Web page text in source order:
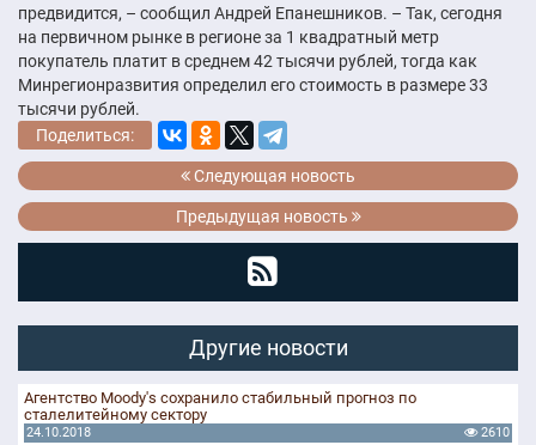
предвидится, – сообщил Андрей Епанешников. – Так, сегодня
на первичном рынке в регионе за 1 квадратный метр
покупатель платит в среднем 42 тысячи рублей, тогда как
Минрегионразвития определил его стоимость в размере 33
тысячи рублей.
Поделиться:
Следующая новость
Предыдущая новость
Другие новости
Агентство Moody's сохранило стабильный прогноз по
сталелитейному сектору
24.10.2018 2610